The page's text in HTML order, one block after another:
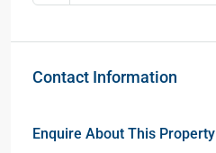
Contact Information
Enquire About This Property